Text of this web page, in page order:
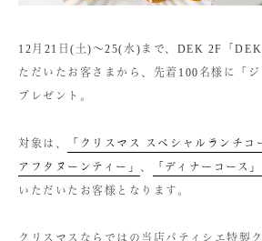
12月21日(土)〜25(水)まで、DEK 2F「
ただいたお客さまから、先着100名様に「
プレゼント。
対象は、 「クリスマス スペシャルランチコ
アフタヌーンティー」 、 「ディナーコース」
いただいたお客様となります。
クリスマスならではの当店パティシエ特製